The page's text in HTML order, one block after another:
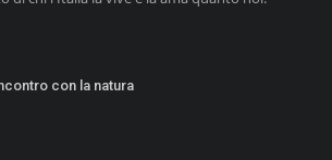
con la natura